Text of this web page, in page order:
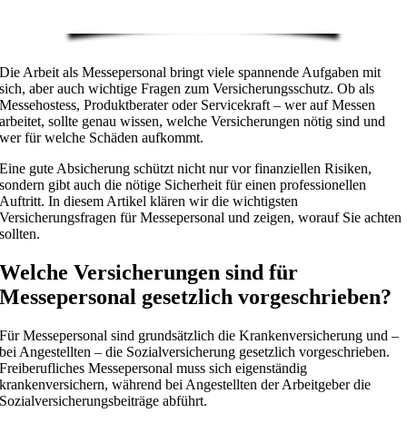
Die Arbeit als Messepersonal bringt viele spannende Aufgaben mit
sich, aber auch wichtige Fragen zum Versicherungsschutz. Ob als
Messehostess, Produktberater oder Servicekraft – wer auf Messen
arbeitet, sollte genau wissen, welche Versicherungen nötig sind und
wer für welche Schäden aufkommt.
Eine gute Absicherung schützt nicht nur vor finanziellen Risiken,
sondern gibt auch die nötige Sicherheit für einen professionellen
Auftritt. In diesem Artikel klären wir die wichtigsten
Versicherungsfragen für Messepersonal und zeigen, worauf Sie achten
sollten.
Welche Versicherungen sind für
Messepersonal gesetzlich vorgeschrieben?
Für Messepersonal sind grundsätzlich die Krankenversicherung und –
bei Angestellten – die Sozialversicherung gesetzlich vorgeschrieben.
Freiberufliches Messepersonal muss sich eigenständig
krankenversichern, während bei Angestellten der Arbeitgeber die
Sozialversicherungsbeiträge abführt.